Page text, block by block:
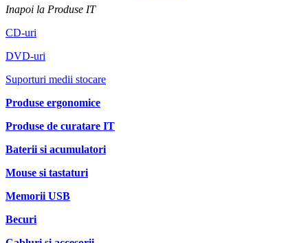
Inapoi la Produse IT
CD-uri
DVD-uri
Suporturi medii stocare
Produse ergonomice
Produse de curatare IT
Baterii si acumulatori
Mouse si tastaturi
Memorii USB
Becuri